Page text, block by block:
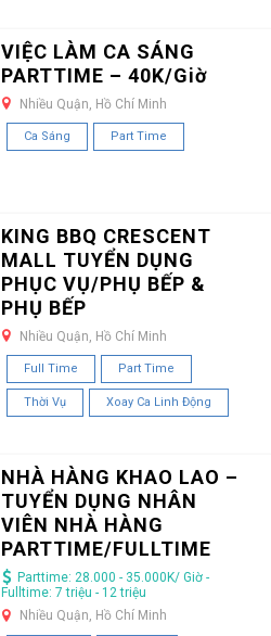
VIỆC LÀM CA SÁNG
PARTTIME – 40K/Giờ
Nhiều Quận, Hồ Chí Minh
Ca Sáng Part Time
KING BBQ CRESCENT
MALL TUYỂN DỤNG
PHỤC VỤ/PHỤ BẾP &
PHỤ BẾP
Nhiều Quận, Hồ Chí Minh
Full Time Part Time
Thời Vụ Xoay Ca Linh Động
NHÀ HÀNG KHAO LAO –
TUYỂN DỤNG NHÂN
VIÊN NHÀ HÀNG
PARTTIME/FULLTIME
Parttime: 28.000 - 35.000K/ Giờ -
Fulltime: 7 triệu - 12 triệu
Nhiều Quận, Hồ Chí Minh